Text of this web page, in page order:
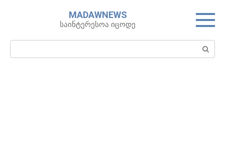
MADAWNEWS
საინტერესოა იცოდე
Search: